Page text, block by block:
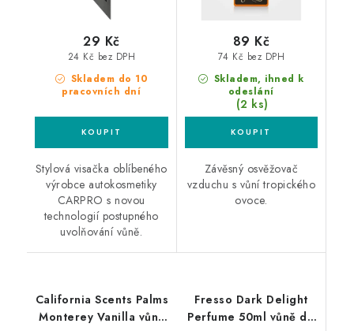
Skladem do 10
pracovních dní
24 Kč bez DPH
29 Kč
Stylová visačka oblíbeného
výrobce autokosmetiky
CARPRO s novou
technologií postupného
uvolňování vůně.
Skladem, ihned k
odeslání
(2 ks)
74 Kč bez DPH
89 Kč
Závěsný osvěžovač
vzduchu s vůní tropického
ovoce.
California Scents Palms
Monterey Vanilla vůně
Fresso Dark Delight
Perfume 50ml vůně do